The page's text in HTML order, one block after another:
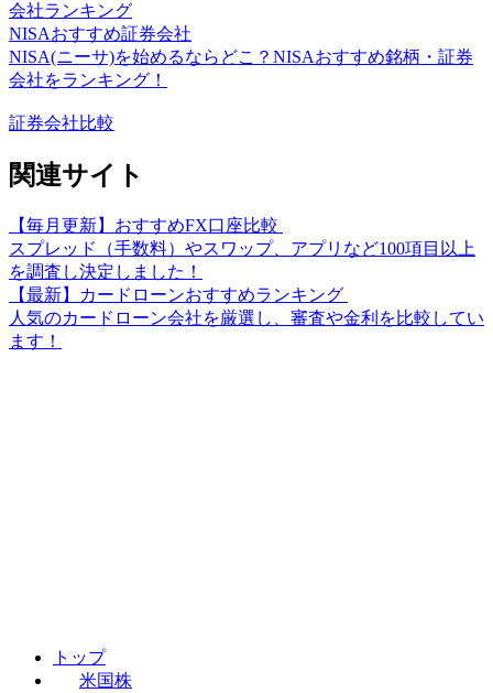
会社ランキング
NISAおすすめ証券会社
NISA(ニーサ)を始めるならどこ？NISAおすすめ銘柄・証券
会社をランキング！
証券会社比較
関連サイト
【毎月更新】おすすめFX口座比較
スプレッド（手数料）やスワップ、アプリなど100項目以上
を調査し決定しました！
【最新】カードローンおすすめランキング
人気のカードローン会社を厳選し、審査や金利を比較してい
ます！
トップ
米国株